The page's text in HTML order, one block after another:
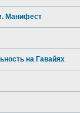
Манифест
на Гавайях